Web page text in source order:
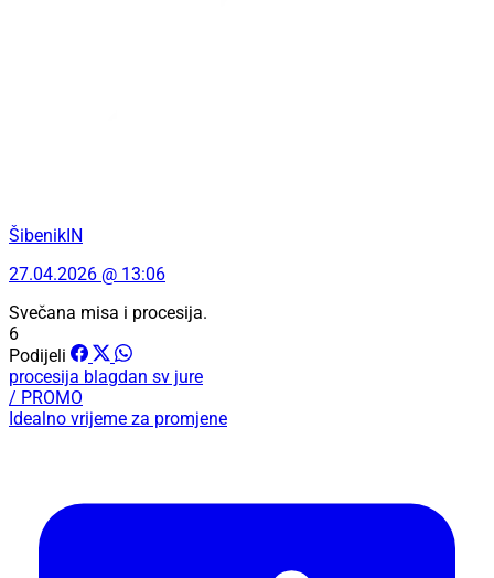
ŠibenikIN
27.04.2026 @ 13:06
Svečana misa i procesija.
6
Podijeli
procesija blagdan sv jure
/ PROMO
Idealno vrijeme za promjene